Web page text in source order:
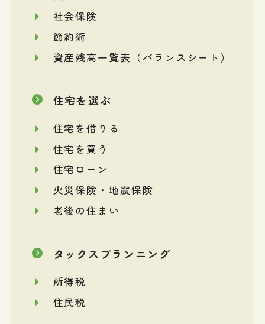
社会保険
節約術
資産残高一覧表（バランスシート）
住宅を選ぶ
住宅を借りる
住宅を買う
住宅ローン
火災保険・地震保険
老後の住まい
タックスプランニング
所得税
住民税